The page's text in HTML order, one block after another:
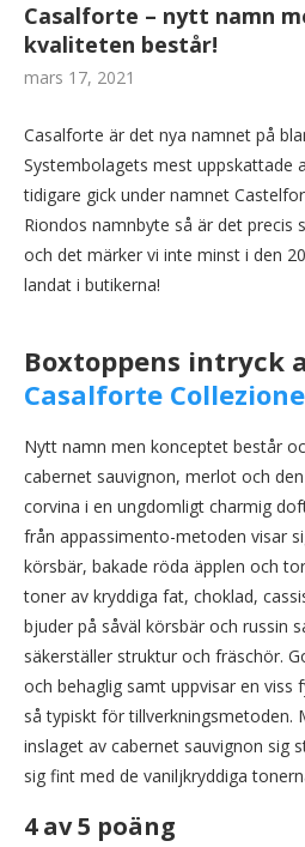
Casalforte – nytt namn
kvaliteten består!
mars 17, 2021
Casalforte är det nya namnet på
Systembolagets mest uppskattade
tidigare gick under namnet
Riondos namnbyte så är det precis
och det märker vi inte minst i den
landat i butikerna!
Boxtoppens intryck
Casalforte
Nytt namn men konceptet består
cabernet sauvignon, merlot och
corvina i en ungdomligt charmig
från appassimento-metoden visar
körsbär, bakade röda äpplen och
toner av kryddiga fat, choklad,
bjuder på såväl körsbär och russin
säkerställer struktur och fräschör.
och behaglig samt uppvisar en viss
så typiskt för tillverkningsmetoden.
inslaget av cabernet sauvignon sig
sig fint med de vaniljkryddiga
4 av 5 poäng